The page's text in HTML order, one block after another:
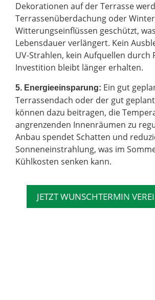
Dekorationen auf der Terrasse
Terrassenüberdachung oder
Witterungseinflüssen geschützt,
Lebensdauer verlängert. Kein
UV-Strahlen, kein Aufquellen durch
Investition bleibt länger erhalten.
5. Energieeinsparung: Ein gut
Terrassendach oder der gut
können dazu beitragen, die
angrenzenden Innenräumen zu
Anbau spendet Schatten und
Sonneneinstrahlung, was im
Kühlkosten senken kann.
JETZT WUNSCHTERMIN